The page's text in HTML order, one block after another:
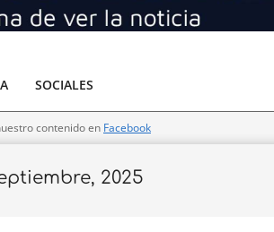
SOCIALES
contenido en Facebook
2025